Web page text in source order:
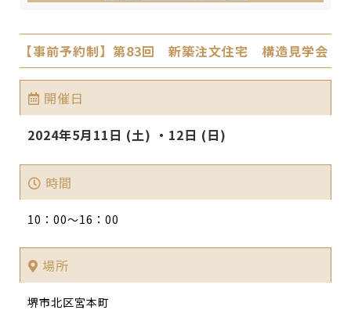
【事前予約制】第83回 新築注文住宅 構造見学会
開催日
2024年5月11日 (土) ・12日 (日)
時間
10：00～16：00
場所
堺市北区宮本町